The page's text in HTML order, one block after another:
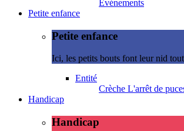
Evénements
Petite enfance
Petite enfance
Ici, les petits bouts font leur nid
Entité
Crèche L'arrêt de
Handicap
Handicap